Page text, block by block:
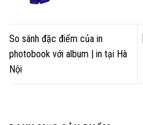
So sánh đặc điểm của in
photobook với album | in tại Hà
Nội